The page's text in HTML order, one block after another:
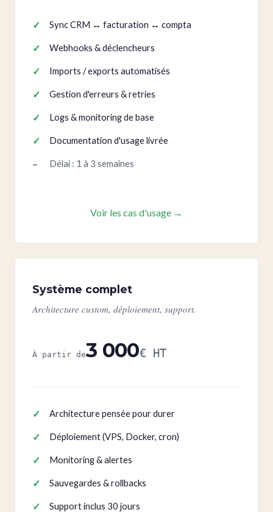
Sync CRM ↔ facturation ↔ compta
Webhooks & déclencheurs
Imports / exports automatisés
Gestion d'erreurs & retries
Logs & monitoring de base
Documentation d'usage livrée
Délai : 1 à 3 semaines
Voir les cas d'usage →
Système complet
Architecture custom, déploiement, support.
À partir de3 000€ HT
Architecture pensée pour durer
Déploiement (VPS, Docker, cron)
Monitoring & alertes
Sauvegardes & rollbacks
Support inclus 30 jours